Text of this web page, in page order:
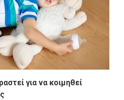
για να κοιμηθεί